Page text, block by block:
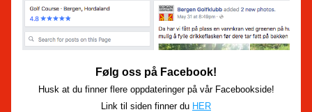
Følg oss på Facebook!
Husk at du finner flere oppdateringer på vår Facebookside!
Link til siden finner du HER